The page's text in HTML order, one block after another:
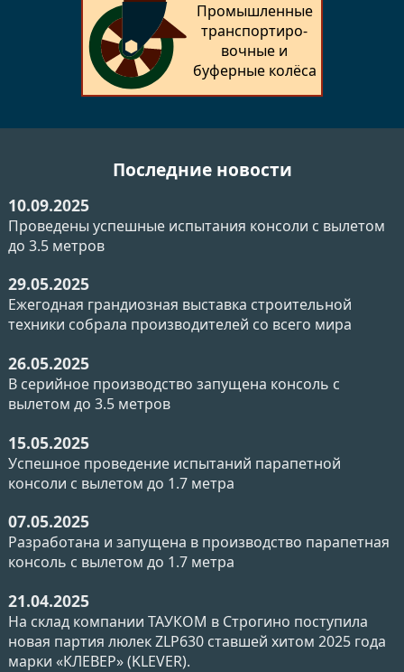
Промышленные
транспортиро­
вочные и
буферные колёса
Последние новости
10.09.2025
Проведены успешные испытания консоли с вылетом
до 3.5 метров
29.05.2025
Ежегодная грандиозная выставка строительной
техники собрала производителей со всего мира
26.05.2025
В серийное производство запущена консоль с
вылетом до 3.5 метров
15.05.2025
Успешное проведение испытаний парапетной
консоли с вылетом до 1.7 метра
07.05.2025
Разработана и запущена в производство парапетная
консоль с вылетом до 1.7 метра
21.04.2025
На склад компании ТАУКОМ в Строгино поступила
новая партия люлек ZLP630 ставшей хитом 2025 года
марки «КЛЕВЕР» (KLEVER).